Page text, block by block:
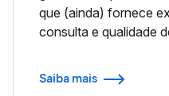
que (ainda) fornece
consulta e qualidade
Saiba mais